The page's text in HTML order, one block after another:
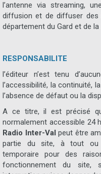
l’antenne via streaming,
diffusion et de diffuser des
département du Gard et de
RESPONSABILITE
l’éditeur n’est tenu
l’accessibilité, la continuité,
l’absence de défaut ou la
A ce titre, il est précisé
normalement accessible 24
Radio Inter-Val peut être
partie du site, à tout ou
temporaire pour des
fonctionnement du site,